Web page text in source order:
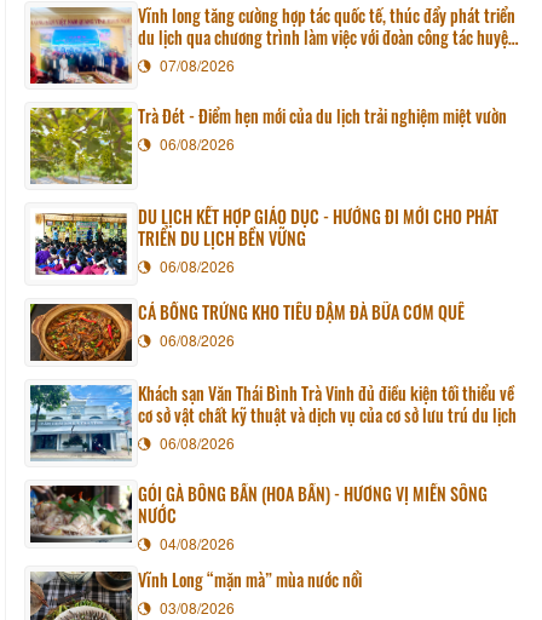
Vĩnh long tăng cường hợp tác quốc tế, thúc đẩy phát triển
du lịch qua chương trình làm việc với đoàn công tác huyện
Sunchang (Hàn quốc)
07/08/2026
Trà Đét - Điểm hẹn mới của du lịch trải nghiệm miệt vườn
06/08/2026
DU LỊCH KẾT HỢP GIÁO DỤC - HƯỚNG ĐI MỚI CHO PHÁT
TRIỂN DU LỊCH BỀN VỮNG
06/08/2026
CÁ BỐNG TRỨNG KHO TIÊU ĐẬM ĐÀ BỮA CƠM QUÊ
06/08/2026
Khách sạn Văn Thái Bình Trà Vinh đủ điều kiện tối thiểu về
cơ sở vật chất kỹ thuật và dịch vụ của cơ sở lưu trú du lịch
06/08/2026
GỎI GÀ BÔNG BẦN (HOA BẦN) - HƯƠNG VỊ MIỀN SÔNG
NƯỚC
04/08/2026
Vĩnh Long “mặn mà” mùa nước nổi
03/08/2026